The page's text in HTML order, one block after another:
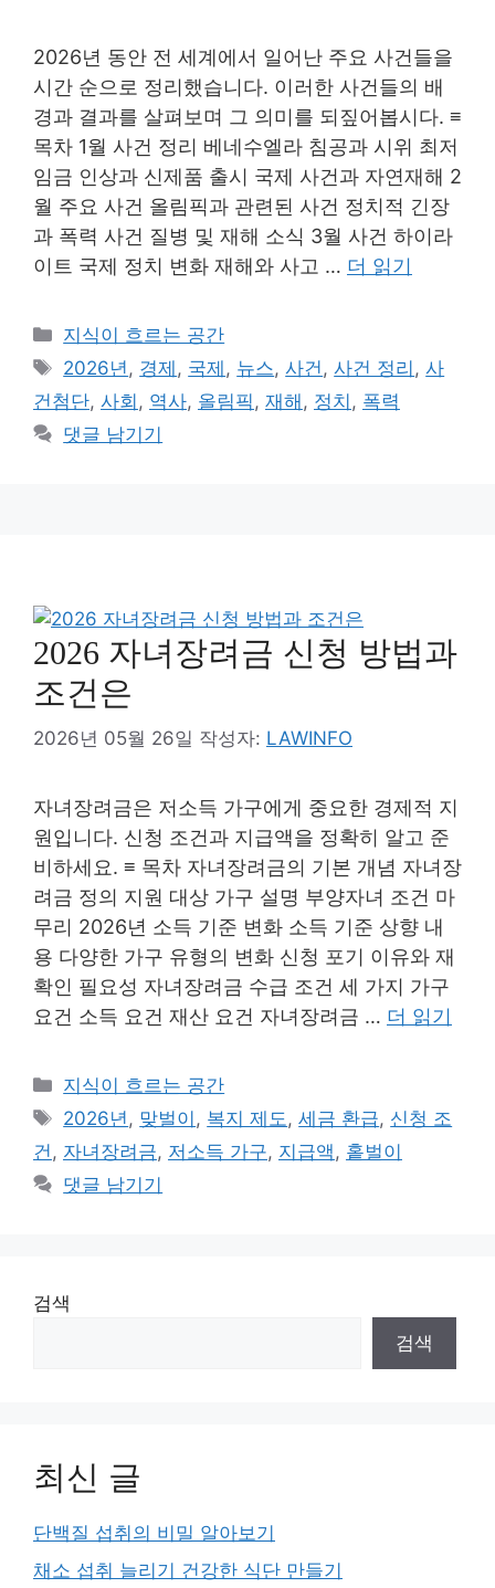
2026년 동안 전 세계에서 일어난 주요 사건들을
시간 순으로 정리했습니다. 이러한 사건들의 배
경과 결과를 살펴보며 그 의미를 되짚어봅시다. ≡
목차 1월 사건 정리 베네수엘라 침공과 시위 최저
임금 인상과 신제품 출시 국제 사건과 자연재해 2
월 주요 사건 올림픽과 관련된 사건 정치적 긴장
과 폭력 사건 질병 및 재해 소식 3월 사건 하이라
이트 국제 정치 변화 재해와 사고 … 더 읽기
카
테
리
지식이 흐르는 공간
태
그
2026년, 경제 , 국제 , 뉴스,사건,사건 정리 ,사
건첨단, 사회 , 역사, 올림픽, 재해 , 정치 , 폭력
댓글 남기기
2026 자녀장려금 신청 방법과
조건은
2026년 05월 26일 작성자: LAWINFO
자녀장려금은 저소득 가구에게 중요한 경제적 지
원입니다. 신청 조건과 지급액을 정확히 알고 준
비하세요. ≡ 목차 자녀장려금의 기본 개념 자녀장
려금 정의 지원 대상 가구 설명 부양자녀 조건 마
무리 2026년 소득 기준 변화 소득 기준 상향 내
용 다양한 가구 유형의 변화 신청 포기 이유와 재
확인 필요성 자녀장려금 수급 조건 세 가지 가구
요건 소득 요건 재산 요건 자녀장려금 … 더 읽기
카
테
리
지식이 흐르는 공간
태
그
2026년, 맞벌이 , 복지 제도,세금 환급, 신청 조
건, 자녀장려금, 저소득 가구, 지급액, 홑벌이
댓글 남기기
검색
검색
최신 글
단백질 섭취의 비밀 알아보기
채소 섭취 늘리기 건강한 식단 만들기